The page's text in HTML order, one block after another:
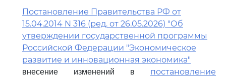
Постановление Правительства РФ от
15.04.2014 N 316 (ред. от 26.05.2026) "Об
утверждении государственной программы
Российской Федерации "Экономическое
развитие и инновационная экономика"
внесение изменений в постановление